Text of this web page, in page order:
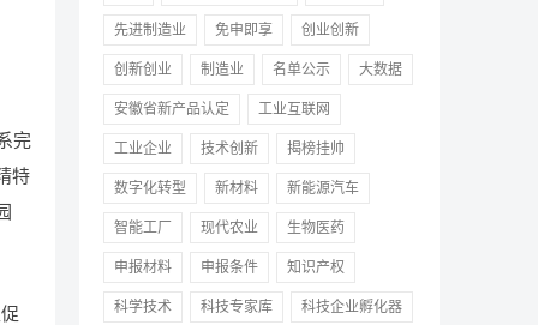
完
特
先进制造业 免申即享 创业创新
创新创业 制造业 名单公示 大数据
安徽省新产品认定 工业互联网
工业企业 技术创新 揭榜挂帅
数字化转型 新材料 新能源汽车
智能工厂 现代农业 生物医药
申报材料 申报条件 知识产权
科学技术 科技专家库 科技企业孵化器